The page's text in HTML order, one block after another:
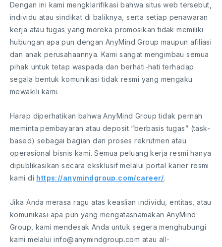
Dengan ini kami mengklarifikasi bahwa situs web tersebut,
individu atau sindikat di baliknya, serta setiap penawaran
kerja atau tugas yang mereka promosikan tidak memiliki
hubungan apa pun dengan AnyMind Group maupun afiliasi
dan anak perusahaannya. Kami sangat mengimbau semua
pihak untuk tetap waspada dan berhati-hati terhadap
segala bentuk komunikasi tidak resmi yang mengaku
mewakili kami.
Harap diperhatikan bahwa AnyMind Group tidak pernah
meminta pembayaran atau deposit “berbasis tugas” (task-
based) sebagai bagian dari proses rekrutmen atau
operasional bisnis kami. Semua peluang kerja resmi hanya
dipublikasikan secara eksklusif melalui portal karier resmi
kami di https://anymindgroup.com/career/.
Jika Anda merasa ragu atas keaslian individu, entitas, atau
komunikasi apa pun yang mengatasnamakan AnyMind
Group, kami mendesak Anda untuk segera menghubungi
kami melalui info@anymindgroup.com atau all-